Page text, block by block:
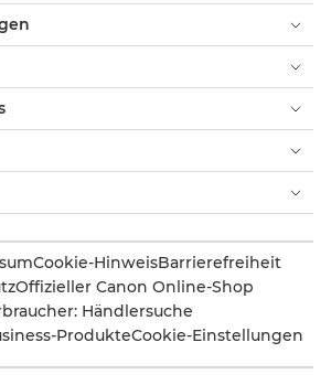
Cookie-HinweisBarrierefreiheit
Offizieller Canon Online-Shop
Händlersuche
ProdukteCookie-Einstellungen